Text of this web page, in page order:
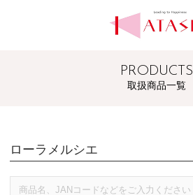
PRODUCTS
取扱商品一覧
ローラメルシエ